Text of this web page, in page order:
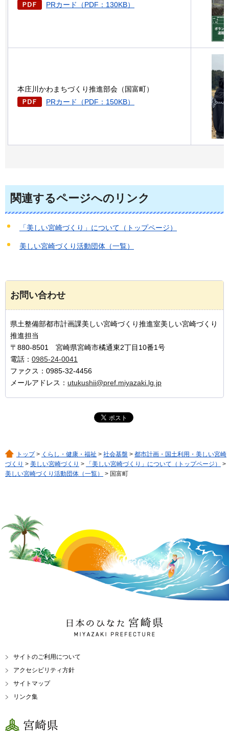
PRカード（PDF：130KB）
本庄川かわまちづくり推進部会（国富町）
PRカード（PDF：150KB）
関連するページへのリンク
「美しい宮崎づくり」について（トップページ）
美しい宮崎づくり活動団体（一覧）
お問い合わせ
県土整備部都市計画課美しい宮崎づくり推進室美しい宮崎づくり
推進担当
〒880-8501 宮崎県宮崎市橘通東2丁目10番1号
電話： 0985-24-0041
ファクス：0985-32-4456
メールアドレス： utukushii@pref.miyazaki.lg.jp
トップ> くらし・健康・福祉 > 社会基盤 > 都市計画・国土利用・美しい宮崎
づくり > 美しい宮崎づくり > 「美しい宮崎づくり」について（トップページ）
>
美しい宮崎づくり活動団体（一覧）
> 国富町
日本のひなた 宮崎県
MIYAZAKI PREFECTURE
サイトのご利用について
アクセシビリティ方針
サイトマップ
リンク集
宮崎県